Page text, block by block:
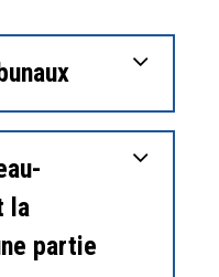
la
partie